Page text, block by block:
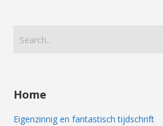
Home
Eigenzinnig en fantastisch tijdschrift